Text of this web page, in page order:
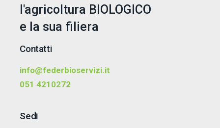
l'agricoltura BIOLOGICO
e la sua filiera
Contatti
info@federbioservizi.it
051 4210272
Sedi